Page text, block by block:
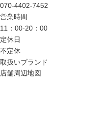
070-4402-7452
営業時間
11：00-20：00
定休日
不定休
取扱いブランド
店舗周辺地図